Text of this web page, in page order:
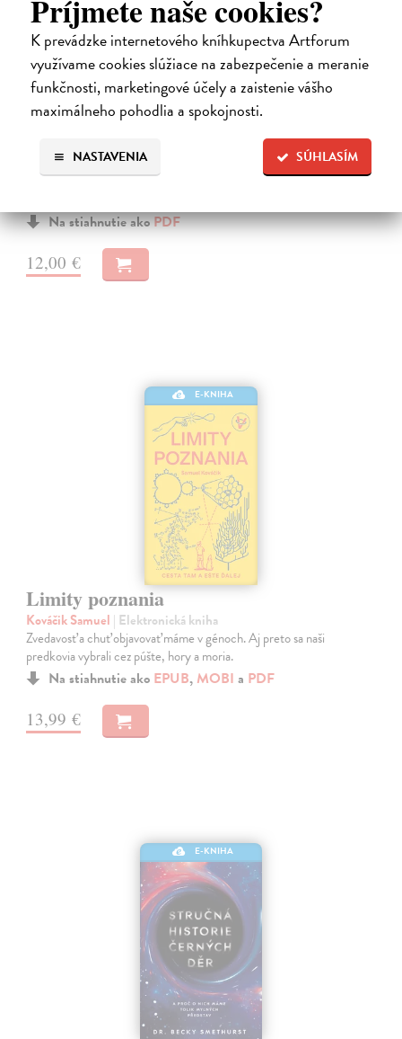
Príjmete naše cookies?
K prevádzke internetového kníhkupectva Artforum
využívame cookies slúžiace na zabezpečenie a meranie
funkčnosti, marketingové účely a zaistenie vášho
maximálneho pohodlia a spokojnosti.
SÚHLASÍM
NASTAVENIA
Kvantová mechanika I.
První díl moderní dvoudílné učebnice kvantové teorie představuje
ucelený a samostatný úvod do nerelativistické kvantové teorie, který
čtenáře dovede od formální stavby teorie k archetypálním úlohám,
Na stiahnutie akoPDF
12,00 €
E-KNIHA
Limity poznania
Kováčik Samuel | Elektronická kniha
Zvedavosť a chuť objavovať máme v génoch. Aj preto sa naši
predkovia vybrali cez púšte, hory a moria.
Na stiahnutie ako EPUB, MOBI a PDF
13,99 €
E-KNIHA